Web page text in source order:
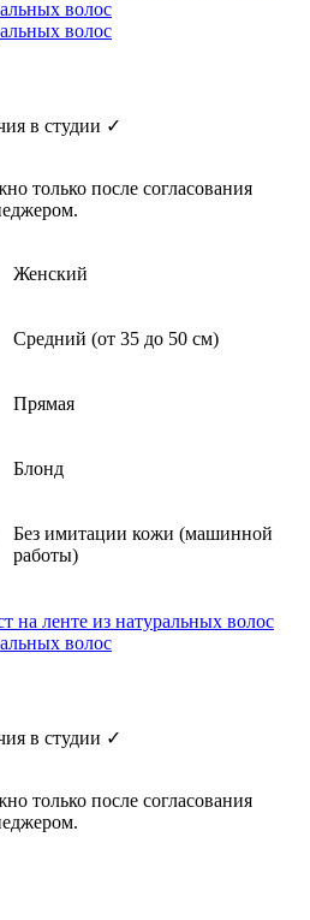
в студии ✓
только после согласования
Женский
Средний (от 35 до 50 см)
Прямая
Блонд
Без имитации кожи (машинной
работы)
в студии ✓
только после согласования